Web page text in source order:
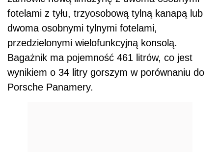
fotelami z tyłu, trzyosobową tylną kanapą lub
dwoma osobnymi tylnymi fotelami,
przedzielonymi wielofunkcyjną konsolą.
Bagażnik ma pojemność 461 litrów, co jest
wynikiem o 34 litry gorszym w porównaniu do
Porsche Panamery.